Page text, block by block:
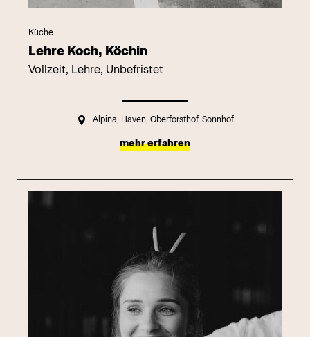
Küche
Lehre Koch, Köchin
Vollzeit, Lehre, Unbefristet
Alpina, Haven, Oberforsthof, Sonnhof
mehr erfahren